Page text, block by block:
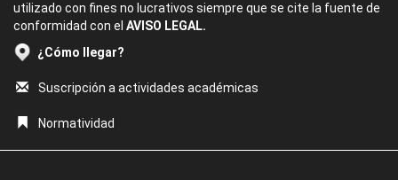
utilizado con fines no lucrativos siempre que se cite la fuente de
conformidad con el AVISO LEGAL.
¿Cómo llegar?
Suscripción a actividades académicas
Normatividad